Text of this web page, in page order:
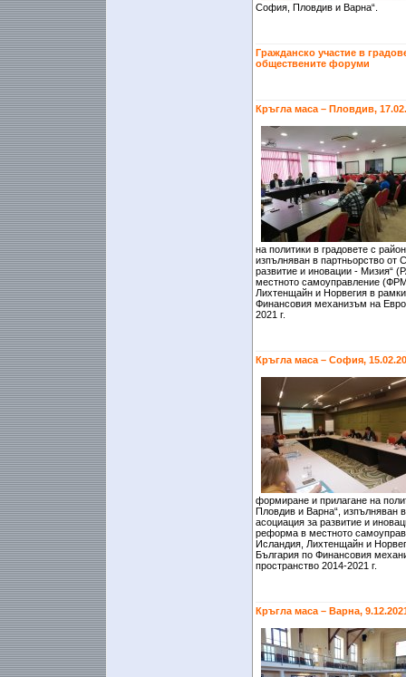
София, Пловдив и Варна“.
Гражданско участие в
обществените форуми
Кръгла маса – Пловдив,
на политики в градовете с
изпълняван в партньорство от
развитие и иновации - Мизия“
местното самоуправление
Лихтенщайн и Норвегия в
Финансовия механизъм на
2021 г.
Кръгла маса – София,
формиране и прилагане на
Пловдив и Варна“, изпълняван
асоциация за развитие и
реформа в местното
Исландия, Лихтенщайн и
България по Финансовия
пространство 2014-2021 г.
Кръгла маса – Варна,